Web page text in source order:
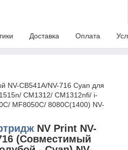
Доставка Оплата
NV-CB541A/NV-716 Cyan для
CM1312/ CM1312nfi/ i-
MF8050C/ 8080C(1400) NV-
NV Print NV-
(Совместимый